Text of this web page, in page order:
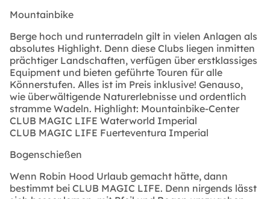
Mountainbike
Berge hoch und runterradeln gilt in vielen Anlagen als
absolutes Highlight. Denn diese Clubs liegen inmitten
prächtiger Landschaften, verfügen über erstklassiges
Equipment und bieten geführte Touren für alle
Könnerstufen. Alles ist im Preis inklusive! Genauso,
wie überwältigende Naturerlebnisse und ordentlich
stramme Wadeln. Highlight: Mountainbike-Center
CLUB MAGIC LIFE Waterworld Imperial
CLUB MAGIC LIFE Fuerteventura Imperial
Bogenschießen
Wenn Robin Hood Urlaub gemacht hätte, dann
bestimmt bei CLUB MAGIC LIFE. Denn nirgends lässt